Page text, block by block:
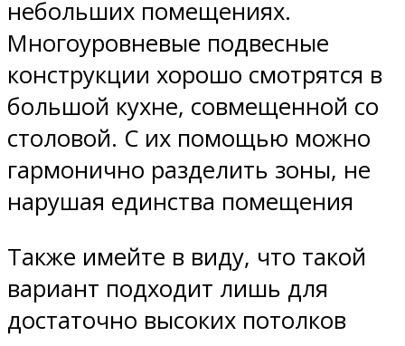
небольших помещениях.
Многоуровневые подвесные
конструкции хорошо смотрятся в
большой кухне, совмещенной со
столовой. С их помощью можно
гармонично разделить зоны, не
нарушая единства помещения
Также имейте в виду, что такой
вариант подходит лишь для
достаточно высоких потолков